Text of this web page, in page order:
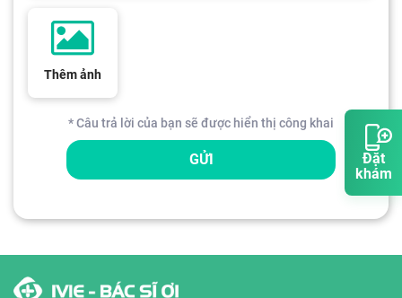
Đặt
khám
Thêm ảnh
* Câu trả lời của bạn sẽ được hiển thị công khai
GỬI